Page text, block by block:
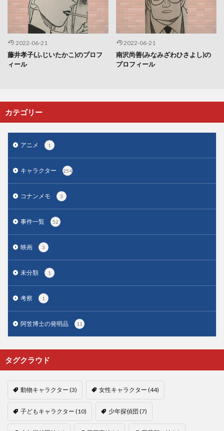
2022-06-21
藤井孝子(ふじいたかこ)のプロフ
ィール
2022-06-21
南沢尚善(みなみざわひさよし)の
プロフィール
カテゴリー
アニメ 1
キャラクター 254
コナンメモ 3
事件一覧 52
映画 3
未分類 1
考察 1
阿笠博士の発明品 11
タグクラウド
動物キャラクター (3) 女性キャラクター (44)
子どもキャラクター (10) 少年探偵団 (7)